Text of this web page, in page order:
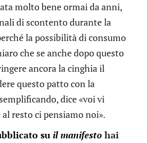
molto bene ormai da anni,
di scontento durante la
la possibilità di consumo
che se anche dopo questo
ancora la cinghia il
questo patto con la
dice «voi vi
resto ci pensiamo noi».
su il manifesto hai